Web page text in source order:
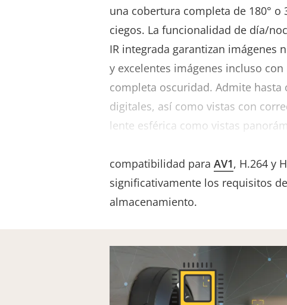
una cobertura completa de 180° o
ciegos. La funcionalidad de día/
IR integrada garantizan imágenes
y excelentes imágenes incluso con
completa oscuridad. Admite hasta
digitales, así como vistas con
lente esférica como vistas
compatibilidad para AV1, H.264 y
significativamente los requisitos
almacenamiento.